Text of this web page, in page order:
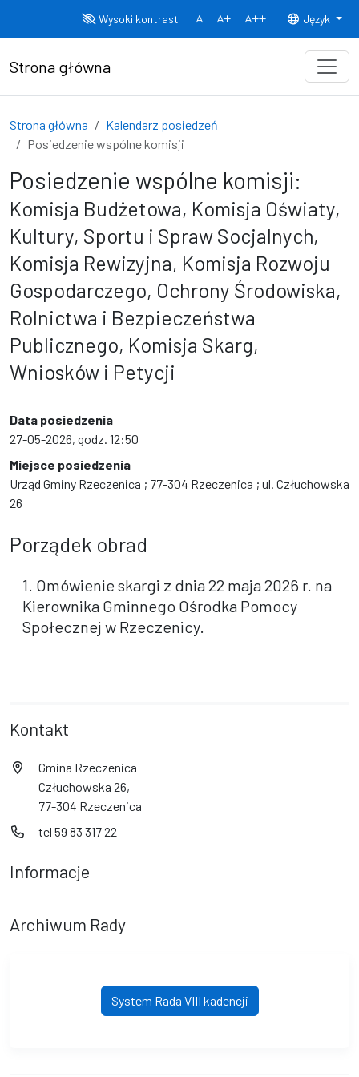
Wysoki kontrast
Normalny rozmiar czcionki
Rozmiar czcionki 150% Rozmiar
Język
Strona główna
Strona główna
Kalendarz posiedzeń
Posiedzenie wspólne komisji
Posiedzenie wspólne komisji:
Komisja Budżetowa, Komisja Oświaty,
Kultury, Sportu i Spraw Socjalnych,
Komisja Rewizyjna, Komisja Rozwoju
Gospodarczego, Ochrony Środowiska,
Rolnictwa i Bezpieczeństwa
Publicznego, Komisja Skarg,
Wniosków i Petycji
Data posiedzenia
27-05-2026, godz. 12:50
Miejsce posiedzenia
Urząd Gminy Rzeczenica ; 77-304 Rzeczenica ; ul. Człuchowska
26
Porządek obrad
1. Omówienie skargi z dnia 22 maja 2026 r. na
Kierownika Gminnego Ośrodka Pomocy
Społecznej w Rzeczenicy.
Kontakt
Gmina Rzeczenica
Człuchowska 26,
77-304 Rzeczenica
tel 59 83 317 22
Informacje
Archiwum Rady
System Rada VIII kadencji